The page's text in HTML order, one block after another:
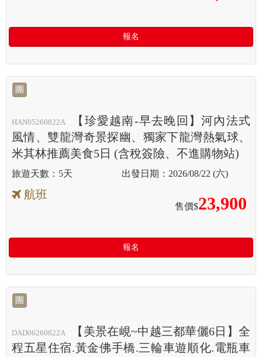
報名
團
HAN05260822A
【珍愛越南-早去晚回】河內法式
風情、雙龍灣奇景探幽、獨家下龍灣熱氣球、
米其林推薦美食5日 (含稅簽險、不進購物站)
5天 2026/08/22 (六)
航班
售價$23,900
報名
團
DAD06260822A
【美景在峴~中越三都華儷6日】全
程五星住宿.黃金佛手橋.三輪車遊順化.電瓶車